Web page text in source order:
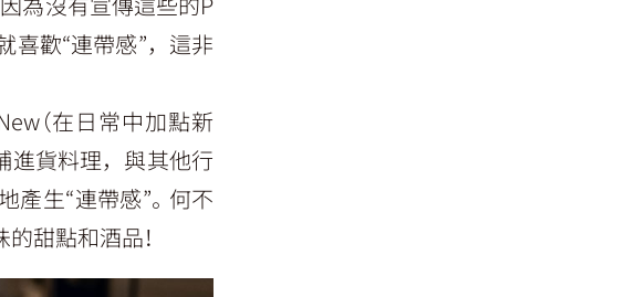
喜歡“連帶感”，這非
（在日常中加點新
進貨料理，與其他行
產生“連帶感”。何不
甜點和酒品！